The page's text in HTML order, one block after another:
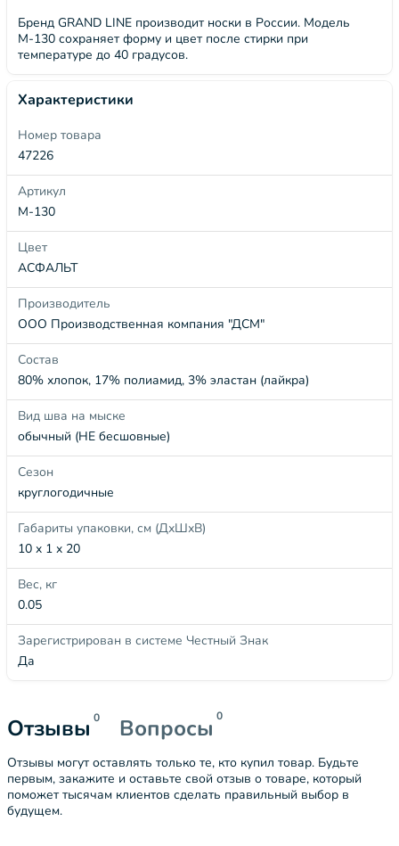
Бренд GRAND LINE производит носки в России. Модель
М-130 сохраняет форму и цвет после стирки при
температуре до 40 градусов.
Характеристики
Номер товара
47226
Артикул
М-130
Цвет
АСФАЛЬТ
Производитель
ООО Производственная компания "ДСМ"
Состав
80% хлопок, 17% полиамид, 3% эластан (лайкра)
Вид шва на мыске
обычный (НЕ бесшовные)
Сезон
круглогодичные
Габариты упаковки, см (ДхШхВ)
10 x 1 x 20
Вес, кг
0.05
Зарегистрирован в системе Честный Знак
Да
Отзывы 0 Вопросы 0
Отзывы могут оставлять только те, кто купил товар. Будьте
первым, закажите и оставьте свой отзыв о товаре, который
поможет тысячам клиентов сделать правильный выбор в
будущем.